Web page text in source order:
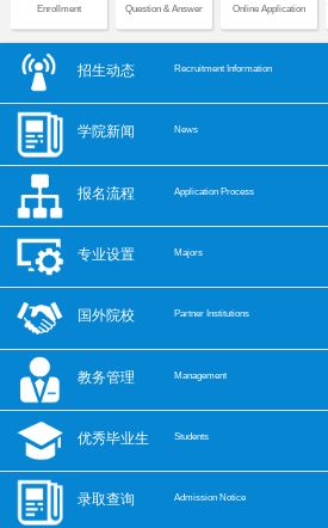
Enrollment Question & Answer Online Application
招生动态 Recruitment Information
学院新闻 News
报名流程 Application Process
专业设置 Majors
国外院校 Partner Institutions
教务管理 Management
优秀毕业生 Students
录取查询 Admission Notice